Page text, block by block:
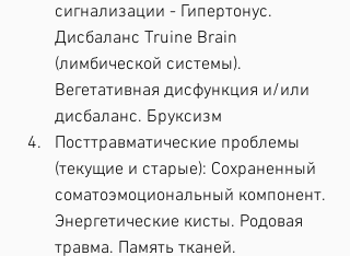
сигнализации - Гипертонус.
Дисбаланс Truine Brain
(лимбической системы).
Вегетативная дисфункция и/или
дисбаланс. Бруксизм
Посттравматические проблемы
(текущие и старые): Сохраненный
соматоэмоциональный компонент.
Энергетические кисты. Родовая
травма. Память тканей.